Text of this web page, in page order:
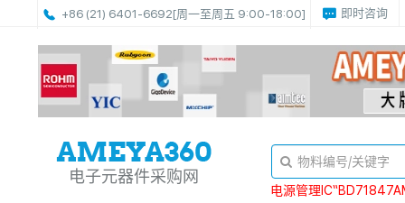
+86 (21) 6401-6692[周一至周五 9:00-18:00] 即时咨询
电子元器件采购网
电源管理